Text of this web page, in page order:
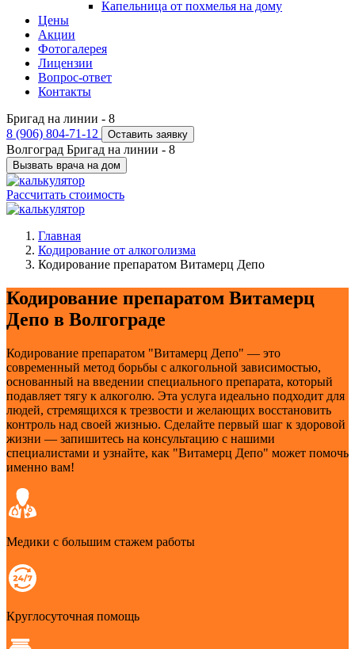
Капельница от похмелья на дому
Цены
Акции
Фотогалерея
Лицензии
Вопрос-ответ
Контакты
Бригад на линии - 8
8 (906) 804-71-12
Оставить заявку
Волгоград Бригад на линии - 8
Вызвать врача на дом
Рассчитать стоимость
Главная
Кодирование от алкоголизма
Кодирование препаратом Витамерц Депо
Кодирование препаратом Витамерц
Депо в Волгограде
Кодирование препаратом "Витамерц Депо" — это
современный метод борьбы с алкогольной зависимостью,
основанный на введении специального препарата, который
подавляет тягу к алкоголю. Эта услуга идеально подходит для
людей, стремящихся к трезвости и желающих восстановить
контроль над своей жизнью. Сделайте первый шаг к здоровой
жизни — запишитесь на консультацию с нашими
специалистами и узнайте, как "Витамерц Депо" может помочь
именно вам!
Медики с большим стажем работы
Круглосуточная помощь